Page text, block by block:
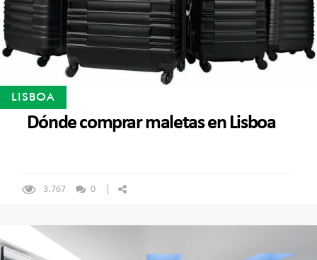
LISBOA
Dónde comprar maletas en Lisboa
3.767 0